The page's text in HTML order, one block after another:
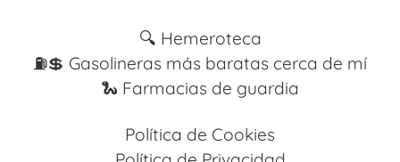
🔍 Hemeroteca
⛽️💲 Gasolineras más baratas cerca de mí
🐍 Farmacias de guardia
Política de Cookies